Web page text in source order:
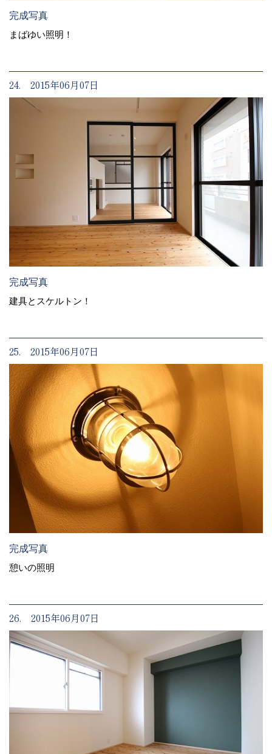
完成写真
まばゆい照明！
24. 2015年06月07日
完成写真
建具とスケルトン！
25. 2015年06月07日
完成写真
憩いの照明
26. 2015年06月07日